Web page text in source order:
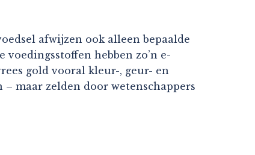
afwijzen ook alleen bepaalde
voedingsstoffen hebben zo’n e-
gold vooral kleur-, geur- en
maar zelden door wetenschappers